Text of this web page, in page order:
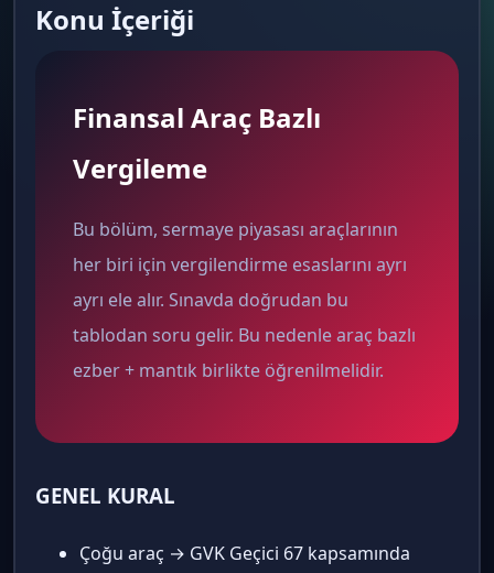
Konu İçeriği
Finansal Araç Bazlı
Vergileme
Bu bölüm, sermaye piyasası araçlarının
her biri için vergilendirme esaslarını ayrı
ayrı ele alır. Sınavda doğrudan bu
tablodan soru gelir. Bu nedenle araç bazlı
ezber + mantık birlikte öğrenilmelidir.
GENEL KURAL
Çoğu araç → GVK Geçici 67 kapsamında